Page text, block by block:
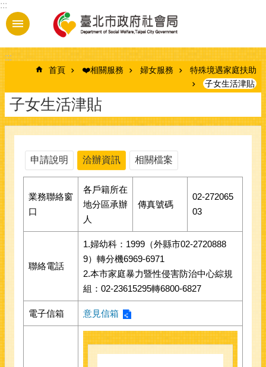
跳到主要內容區塊
:::
:::
首頁 ❤️相關服務 婦女服務
特殊境遇家庭扶助
子女生活津貼
子女生活津貼
申請說明 洽辦資訊 相關檔案
業務聯絡窗
口
各戶籍所在
地分區承辦
人
傳真號碼
02-272065
03
聯絡電話
1.婦幼科：1999（外縣市02-2720888
9）轉分機6969-6971
2.本市家庭暴力暨性侵害防治中心綜規
組：02-23615295轉6800-6827
電子信箱 意見信箱